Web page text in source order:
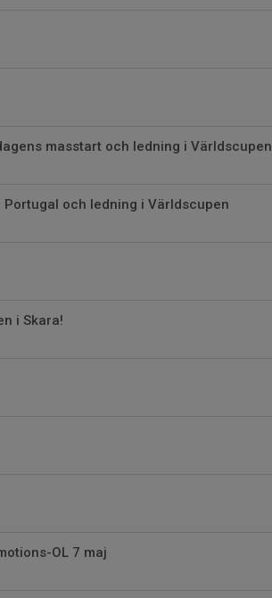
masstart och ledning i Världscupen
Portugal och ledning i Världscupen
i Skara!
OL 7 maj